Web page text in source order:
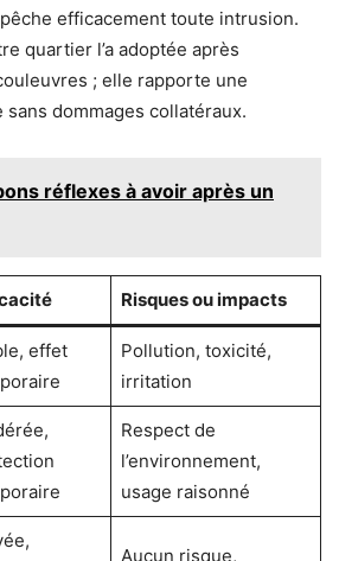
efficacement toute intrusion.
quartier l’a adoptée après
; elle rapporte une
dommages collatéraux.
réflexes à avoir après un
Risques ou impacts
effet
Pollution, toxicité,
irritation
Respect de
l’environnement,
usage raisonné
Aucun risque,